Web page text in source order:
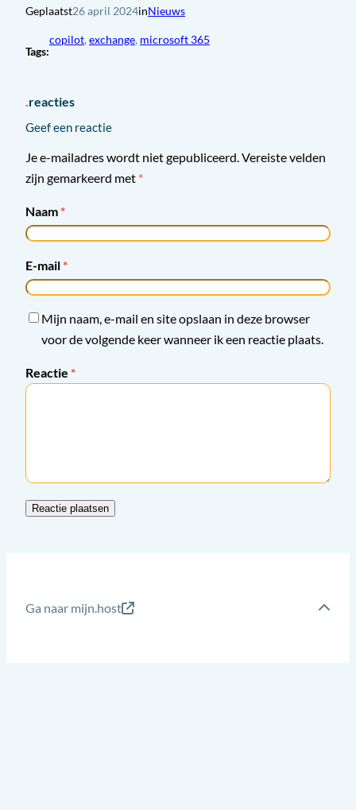
Geplaatst26 april 2024inNieuws
Tags:
copilot, exchange, microsoft 365
reacties
Geef een reactie
Je e-mailadres wordt niet gepubliceerd.Vereiste velden
zijn gemarkeerd met *
Naam*
E-mail*
Mijn naam, e-mail en site opslaan in deze browser
voor de volgende keer wanneer ik een reactie plaats.
Reactie *
Ga naar mijn.host